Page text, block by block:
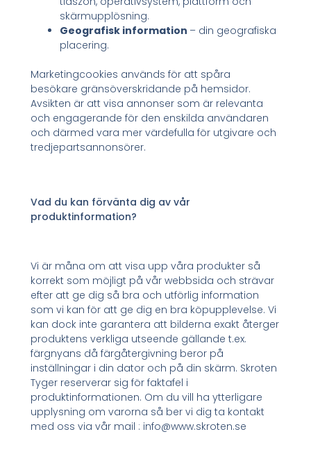
skärmupplösning.
Geografisk information – din geografiska
placering.
Marketingcookies används för att spåra
besökare gränsöverskridande på hemsidor.
Avsikten är att visa annonser som är relevanta
och engagerande för den enskilda användaren
och därmed vara mer värdefulla för utgivare och
tredjepartsannonsörer.
Vad du kan förvänta dig av vår
produktinformation?
Vi är måna om att visa upp våra produkter så
korrekt som möjligt på vår webbsida och strävar
efter att ge dig så bra och utförlig information
som vi kan för att ge dig en bra köpupplevelse. Vi
kan dock inte garantera att bilderna exakt återger
produktens verkliga utseende gällande t.ex.
färgnyans då färgåtergivning beror på
inställningar i din dator och på din skärm. Skroten
Tyger reserverar sig för faktafel i
produktinformationen. Om du vill ha ytterligare
upplysning om varorna så ber vi dig ta kontakt
med oss via vår mail : info@www.skroten.se